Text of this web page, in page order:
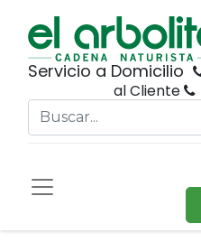
Servicio a Domicilio
al Cliente